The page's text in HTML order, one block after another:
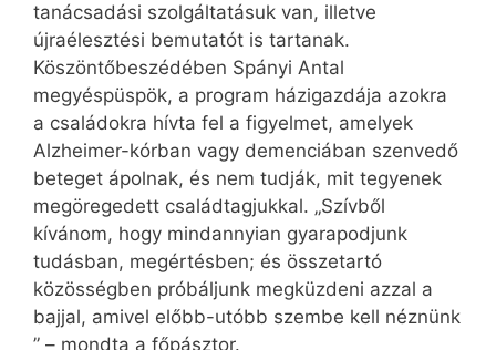
tanácsadási szolgáltatásuk van, illetve
újraélesztési bemutatót is tartanak.
Köszöntőbeszédében Spá­nyi Antal
megyéspüspök, a program házigazdája azokra
a családokra hívta fel a figyelmet, amelyek
Alzheimer-kórban vagy demenciában szenvedő
beteget ápolnak, és nem tudják, mit tegyenek
megöregedett családtagjukkal. „Szívből
kívánom, hogy mindannyian gyarapodjunk
tudásban, megértésben; és összetartó
közösségben próbáljunk megküzdeni azzal a
bajjal, amivel előbb-utóbb szembe kell néznünk
” – mondta a főpásztor.